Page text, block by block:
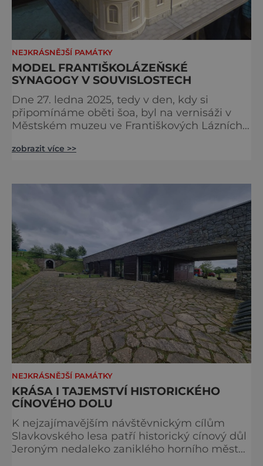
NEJKRÁSNĚJŠÍ PAMÁTKY
MODEL FRANTIŠKOLÁZEŇSKÉ
SYNAGOGY V SOUVISLOSTECH
Dne 27. ledna 2025, tedy v den, kdy si
připomínáme oběti šoa, byl na vernisáži v
Městském muzeu ve Františkových Lázních
nacisty zničena v roce 1938. Do lázeňského
některé události spojené s touto významnou
zobrazit více >>
NEJKRÁSNĚJŠÍ PAMÁTKY
KRÁSA I TAJEMSTVÍ HISTORICKÉHO
CÍNOVÉHO DOLU
K nejzajímavějším návštěvnickým cílům
Slavkovského lesa patří historický cínový důl
Jeroným nedaleko zaniklého horního města